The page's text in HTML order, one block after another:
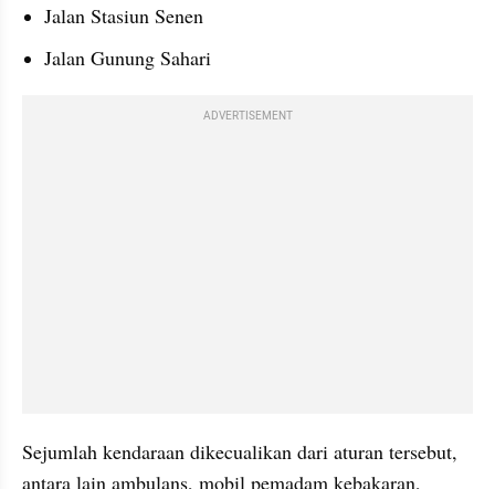
Jalan Stasiun Senen
Jalan Gunung Sahari
ADVERTISEMENT
Sejumlah kendaraan dikecualikan dari aturan tersebut,
antara lain ambulans, mobil pemadam kebakaran,